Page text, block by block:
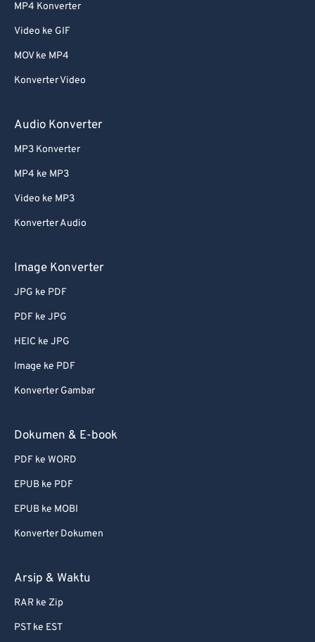
MP4 Konverter
Video ke GIF
MOV ke MP4
Konverter Video
Audio Konverter
MP3 Konverter
MP4 ke MP3
Video ke MP3
Konverter Audio
Image Konverter
JPG ke PDF
PDF ke JPG
HEIC ke JPG
Image ke PDF
Konverter Gambar
Dokumen & E-book
PDF ke WORD
EPUB ke PDF
EPUB ke MOBI
Konverter Dokumen
Arsip & Waktu
RAR ke Zip
PST ke EST